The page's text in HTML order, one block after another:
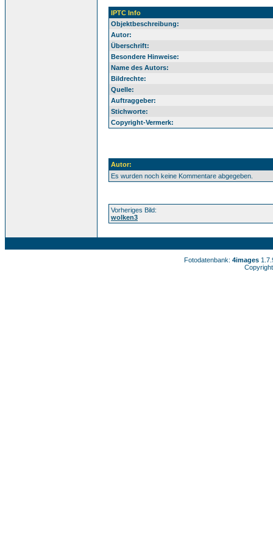
IPTC Info
Objektbeschreibung:
Autor:
Überschrift:
Besondere Hinweise:
Name des Autors:
Bildrechte:
Quelle:
Auftraggeber:
Stichworte:
Copyright-Vermerk:
Autor:
Es wurden noch keine Kommentare abgegeben.
Vorheriges Bild:
wolken3
Fotodatenbank: 4images